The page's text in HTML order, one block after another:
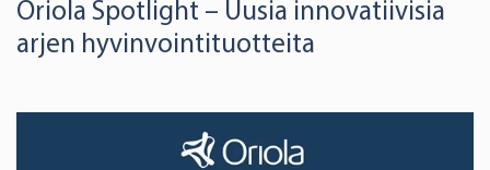
Oriola Spotlight – Uusia innovatiivisia
arjen hyvinvointituotteita